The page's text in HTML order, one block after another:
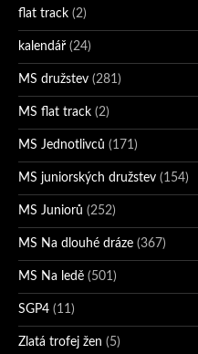
flat track (2)
kalendář (24)
MS družstev (281)
MS flat track (2)
MS Jednotlivců (171)
MS juniorských družstev (154)
MS Juniorů (252)
MS Na dlouhé dráze (367)
MS Na ledě (501)
SGP4 (11)
Zlatá trofej žen (5)